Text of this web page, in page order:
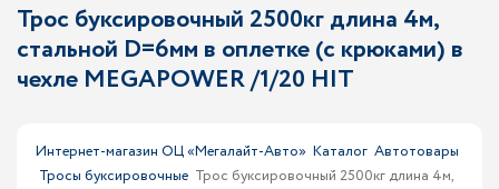
Трос буксировочный 2500кг длина 4м,
стальной D=6мм в оплетке (с крюками) в
чехле MEGAPOWER /1/20 HIT
Интернет-магазин ОЦ «Мегалайт-Авто» Каталог Автотовары
Тросы буксировочные Трос буксировочный 2500кг длина 4м,